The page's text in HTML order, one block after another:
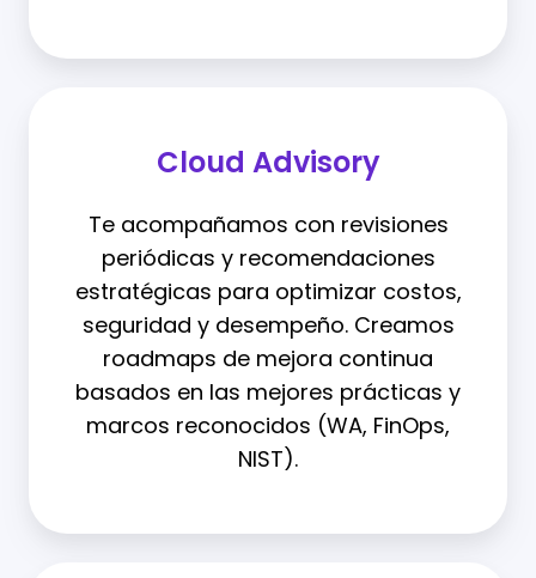
Cloud Advisory
Te acompañamos con revisiones
periódicas y recomendaciones
estratégicas para optimizar costos,
seguridad y desempeño. Creamos
roadmaps de mejora continua
basados en las mejores prácticas y
marcos reconocidos (WA, FinOps,
NIST).